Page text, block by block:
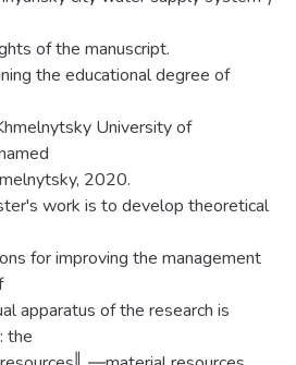
of the manuscript.
the educational degree of
University of
2020.
work is to develop theoretical
for improving the management
apparatus of the research is
the